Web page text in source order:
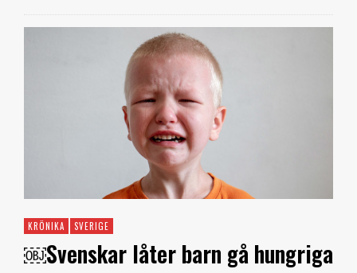
KRÖNIKA SVERIGE
￼Svenskar låter barn gå hungriga